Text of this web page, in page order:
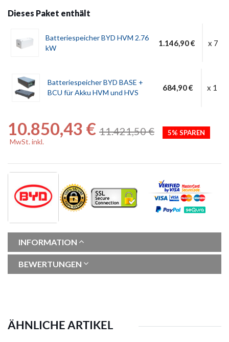
Dieses Paket enthält
Batteriespeicher BYD HVM 2.76
kW
1.146,90 € x 7
Batteriespeicher BYD BASE +
BCU für Akku HVM und HVS
684,90 € x 1
10.850,43 €
MwSt. inkl.
11.421,50 € 5% SPAREN
INFORMATION
BEWERTUNGEN
ÄHNLICHE ARTIKEL